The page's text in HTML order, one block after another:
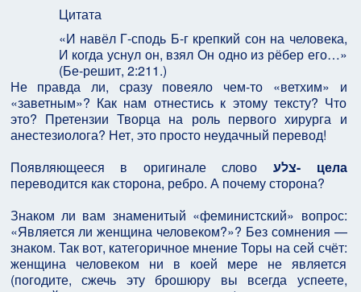
Цитата
«И навёл Г-сподь Б-г крепкий сон на человека,
И когда уснул он, взял Он одно из рёбер его…»
(Бе-решит, 2:211.)
Не правда ли, сразу повеяло чем-то «ветхим» и
«заветным»? Как нам отнестись к этому тексту? Что
это? Претензии Творца на роль первого хирурга и
анестезиолога? Нет, это просто неудачный перевод!
Появляющееся в оригинале слово
צלע- цела
переводится как сторона, ребро. А почему сторона?
Знаком ли вам знаменитый «феминистский» вопрос:
«Является ли женщина человеком?»? Без сомнения —
знаком. Так вот, категоричное мнение Торы на сей счёт:
женщина человеком ни в коей мере не является
(погодите, сжечь эту брошюру вы всегда успеете,